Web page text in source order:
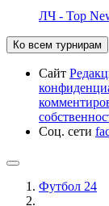
ЛЧ - Top
Ко всем турнирам
Сайт
Соц. сети
Футбол 24